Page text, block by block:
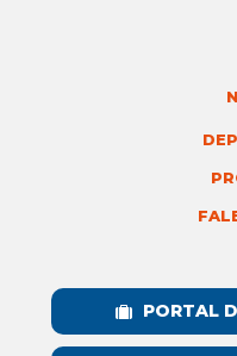
PORTAL